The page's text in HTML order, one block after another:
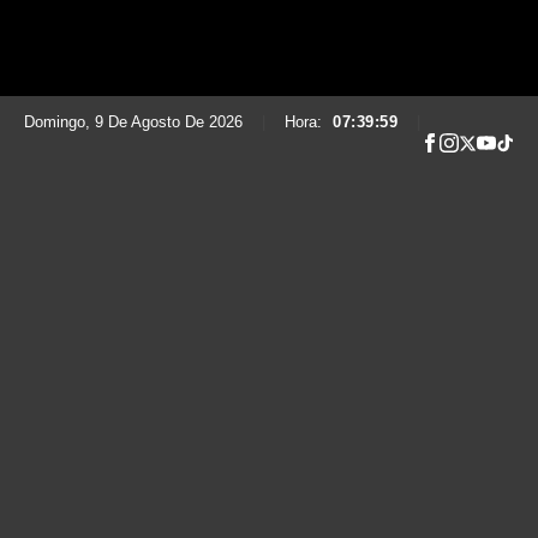
Domingo, 9 De Agosto De 2026 Hora: 07:40:00